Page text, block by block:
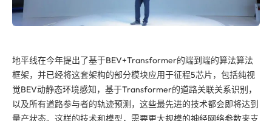
地平线在今年提出了基于BEV+Transformer的端到端的算法算法
框架，并已经将这套架构的部分模块应用于征程5芯片，包括纯视
觉BEV动静态环境感知，基于Transformer的道路关联关系识别，
以及所有道路参与者的轨迹预测，这些最先进的技术都会即将达到
量产状态。这样的技术和模型，需要更大规模的神经网络参数来支